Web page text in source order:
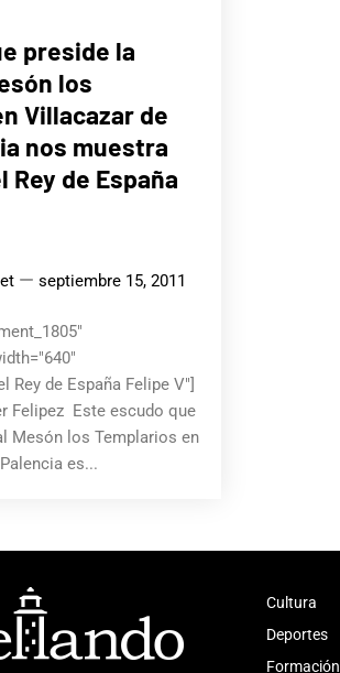
preside la
los
Villacazar de
nos muestra
Rey de España
septiembre 15, 2011
Rey de España Felipe V"]
Felipez Este escudo que
Mesón los Templarios en
es...
Cultura
Deportes
Formación